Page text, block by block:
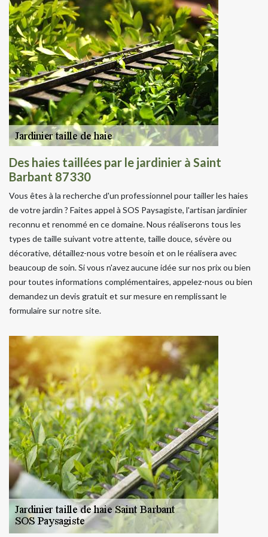
Des haies taillées par le jardinier à Saint
Barbant 87330
Vous êtes à la recherche d'un professionnel pour tailler les haies
de votre jardin ? Faites appel à SOS Paysagiste, l'artisan jardinier
reconnu et renommé en ce domaine. Nous réaliserons tous les
types de taille suivant votre attente, taille douce, sévère ou
décorative, détaillez-nous votre besoin et on le réalisera avec
beaucoup de soin. Si vous n'avez aucune idée sur nos prix ou bien
pour toutes informations complémentaires, appelez-nous ou bien
demandez un devis gratuit et sur mesure en remplissant le
formulaire sur notre site.